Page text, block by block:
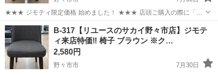
★★★ ジモティ限定価格 始めました！ ★★★ 店頭ご購入の際に「ジ
モティを見た」と言っていただくと、ジモティ限定価格(表示価格より
7%OFF)でのご購入が可能です。 是非、店頭にてスタッフまでお伝え
くださいませ。 ...
石川 野々市市 椅子
B-317【リユースのサカイ野々市店】ジモテ
ィ来店特価‼ 椅子 ブラウン ※ク…
2,580円
野々市市
7月30日